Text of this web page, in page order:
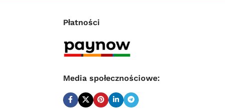
Płatności
Media społecznościowe: